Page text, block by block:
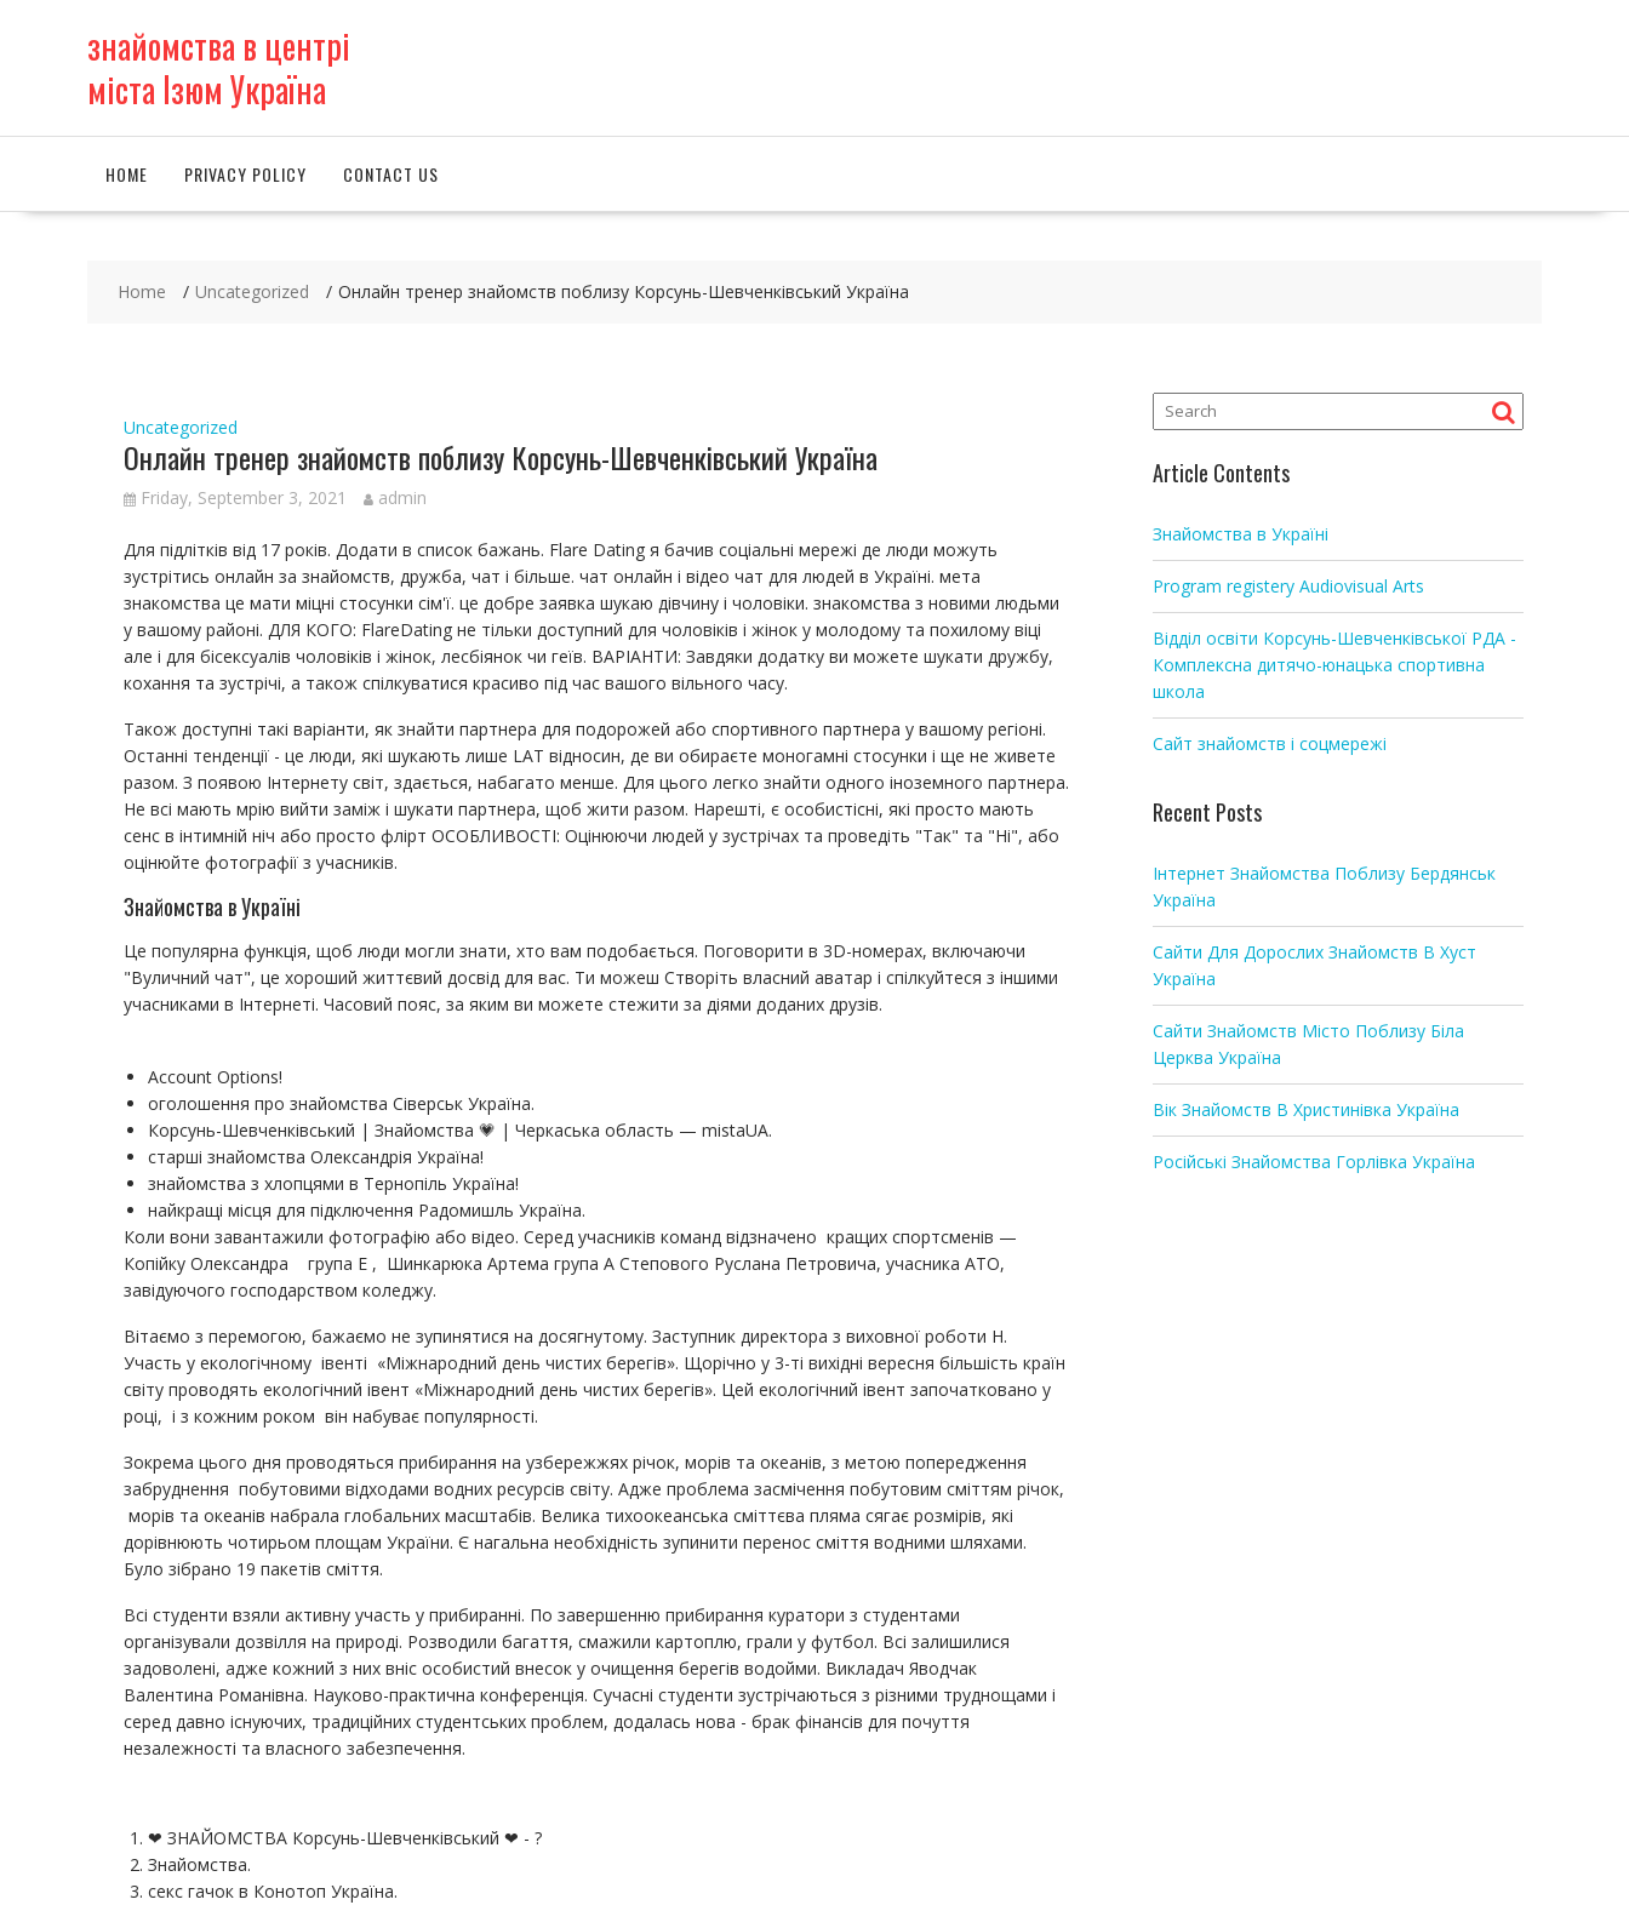
знайомства в центрі
міста Ізюм Україна
HOME PRIVACY POLICY CONTACT US
Home Uncategorized Онлайн тренер знайомств поблизу Корсунь-Шевченківський Україна
Uncategorized
Онлайн тренер знайомств поблизу Корсунь-Шевченківський Україна
Friday, September 3, 2021 admin
Для підлітків від 17 років. Додати в список бажань. Flare Dating я бачив соціальні мережі де люди можуть
зустрітись онлайн за знайомств, дружба, чат і більше. чат онлайн і відео чат для людей в Україні. мета
знакомства це мати міцні стосунки сім'ї. це добре заявка шукаю дівчину і чоловіки. знакомства з новими людьми
у вашому районі. ДЛЯ КОГО: FlareDating не тільки доступний для чоловіків і жінок у молодому та похилому віці
але і для бісексуалів чоловіків і жінок, лесбіянок чи геїв. ВАРІАНТИ: Завдяки додатку ви можете шукати дружбу,
кохання та зустрічі, а також спілкуватися красиво під час вашого вільного часу.
Також доступні такі варіанти, як знайти партнера для подорожей або спортивного партнера у вашому регіоні.
Останні тенденції - це люди, які шукають лише LAT відносин, де ви обираєте моногамні стосунки і ще не живете
разом. З появою Інтернету світ, здається, набагато менше. Для цього легко знайти одного іноземного партнера.
Не всі мають мрію вийти заміж і шукати партнера, щоб жити разом. Нарешті, є особистісні, які просто мають
сенс в інтимній ніч або просто флірт ОСОБЛИВОСТІ: Оцінюючи людей у зустрічах та проведіть "Так" та "Ні", або
оцінюйте фотографії з учасників.
Знайомства в Україні
Це популярна функція, щоб люди могли знати, хто вам подобається. Поговорити в 3D-номерах, включаючи
"Вуличний чат", це хороший життєвий досвід для вас. Ти можеш Створіть власний аватар і спілкуйтеся з іншими
учасниками в Інтернеті. Часовий пояс, за яким ви можете стежити за діями доданих друзів.
Account Options!
оголошення про знайомства Сіверськ Україна.
Корсунь-Шевченківський | Знайомства 💗 | Черкаська область — mistaUA.
старші знайомства Олександрія Україна!
знайомства з хлопцями в Тернопіль Україна!
найкращі місця для підключення Радомишль Україна.
Коли вони завантажили фотографію або відео. Серед учасників команд відзначено кращих спортсменів —
Копійку Олександра група Е , Шинкарюка Артема група А Степового Руслана Петровича, учасника АТО,
завідуючого господарством коледжу.
Вітаємо з перемогою, бажаємо не зупинятися на досягнутому. Заступник директора з виховної роботи Н.
Участь у екологічному івенті «Міжнародний день чистих берегів». Щорічно у 3-ті вихідні вересня більшість країн
світу проводять екологічний івент «Міжнародний день чистих берегів». Цей екологічний івент започатковано у
році, і з кожним роком він набуває популярності.
Зокрема цього дня проводяться прибирання на узбережжях річок, морів та океанів, з метою попередження
забруднення побутовими відходами водних ресурсів світу. Адже проблема засмічення побутовим сміттям річок,
морів та океанів набрала глобальних масштабів. Велика тихоокеанська сміттєва пляма сягає розмірів, які
дорівнюють чотирьом площам України. Є нагальна необхідність зупинити перенос сміття водними шляхами.
Було зібрано 19 пакетів сміття.
Всі студенти взяли активну участь у прибиранні. По завершенню прибирання куратори з студентами
організували дозвілля на природі. Розводили багаття, смажили картоплю, грали у футбол. Всі залишилися
задоволені, адже кожний з них вніс особистий внесок у очищення берегів водойми. Викладач Яводчак
Валентина Романівна. Науково-практична конференція. Сучасні студенти зустрічаються з різними труднощами і
серед давно існуючих, традиційних студентських проблем, додалась нова - брак фінансів для почуття
незалежності та власного забезпечення.
❤ ЗНАЙОМСТВА Корсунь-Шевченківський ❤ - ?
Знайомства.
секс гачок в Конотоп Україна.
Article Contents
Знайомства в Україні
Program registery Audiovisual Arts
Відділ освіти Корсунь-Шевченківської РДА -
Комплексна дитячо-юнацька спортивна
школа
Сайт знайомств і соцмережі
Recent Posts
Інтернет Знайомства Поблизу Бердянськ
Україна
Сайти Для Дорослих Знайомств В Хуст
Україна
Сайти Знайомств Місто Поблизу Біла
Церква Україна
Вік Знайомств В Христинівка Україна
Російські Знайомства Горлівка Україна